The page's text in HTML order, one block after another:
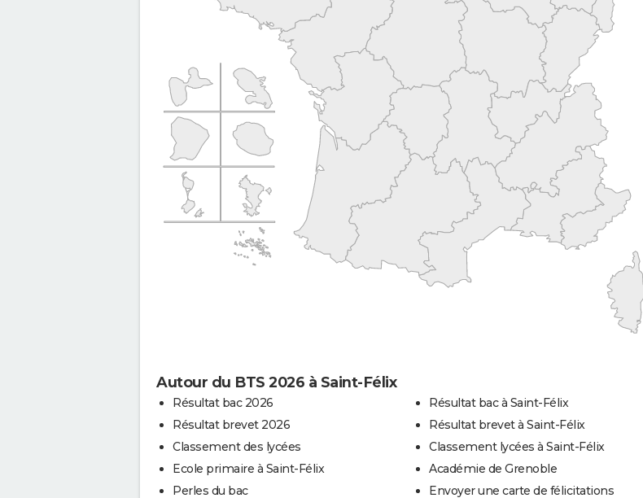
Autour du BTS 2026 à Saint-Félix
Résultat bac 2026
Résultat brevet 2026
Classement des lycées
Ecole primaire à Saint-Félix
Perles du bac
Résultat bac à Saint-Félix
Résultat brevet à Saint-Félix
Classement lycées à Saint-Félix
Académie de Grenoble
Envoyer une carte de félicitations